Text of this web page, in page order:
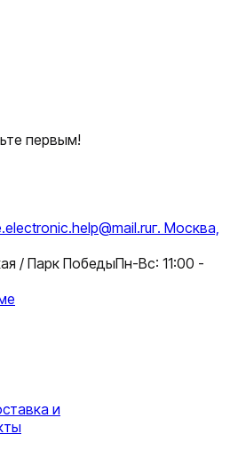
первым!
г. Москва,
/ Парк ПобедыПн-Вс: 11:00 -
и